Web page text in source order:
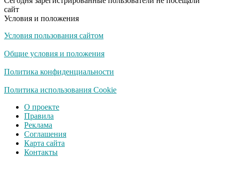
сайт
Условия и положения
Условия пользования сайтом
Общие условия и положения
Политика конфиденциальности
Политика использования Cookie
О проекте
Правила
Реклама
Соглашения
Карта сайта
Контакты